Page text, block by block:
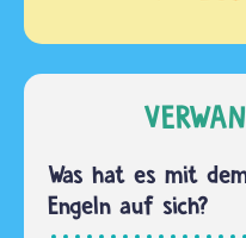
Was hat es mit
Engeln auf sich?